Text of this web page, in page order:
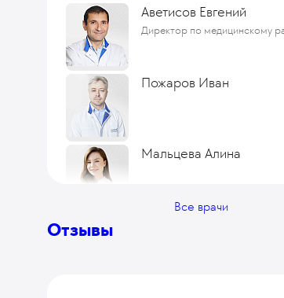
Аветисов Евгений
Директор по медицинскому
Пожаров Иван
Мальцева Алина
Все врачи
Отзывы